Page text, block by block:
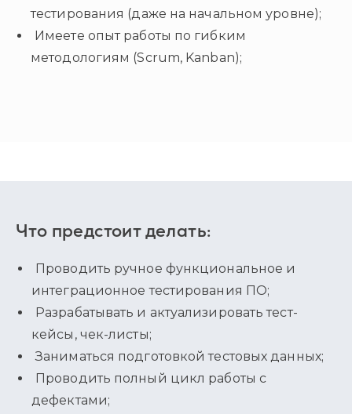
тестирования (даже на начальном уровне);
Имеете опыт работы по гибким
методологиям (Scrum, Kanban);
Что предстоит делать:
Проводить ручное функциональное и
интеграционное тестирования ПО;
Разрабатывать и актуализировать тест-
кейсы, чек-листы;
Заниматься подготовкой тестовых данных;
Проводить полный цикл работы с
дефектами;